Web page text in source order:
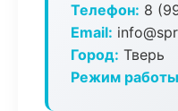
Телефон: 8
Email:
Город: Тверь
Режим